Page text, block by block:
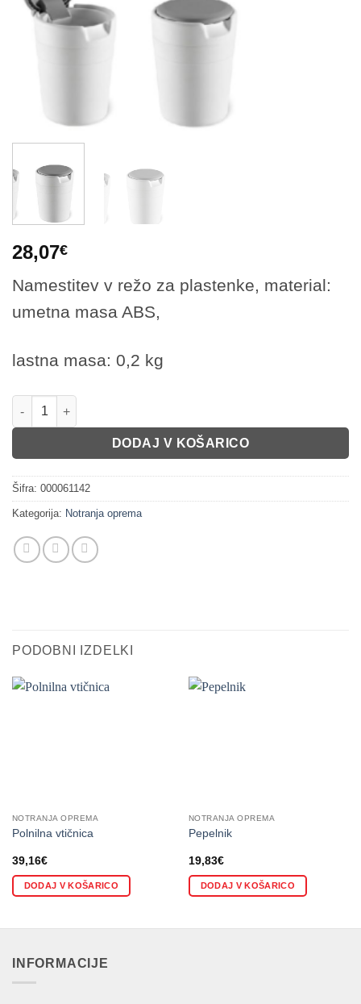
28,07€
Namestitev v režo za plastenke, material:
umetna masa ABS,
lastna masa: 0,2 kg
Posoda za smeti (univerzalna VW) količina
DODAJ V KOŠARICO
Šifra: 000061142
Kategorija: Notranja oprema
PODOBNI IZDELKI
NOTRANJA OPREMA
Polnilna vtičnica
39,16€
DODAJ V KOŠARICO
NOTRANJA OPREMA
Pepelnik
19,83€
DODAJ V KOŠARICO
INFORMACIJE